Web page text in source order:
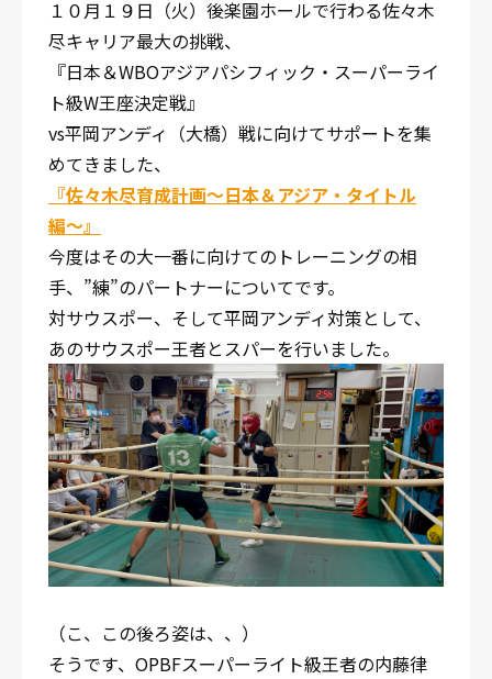
〒192-0072 東京都八王子市南町3-8 第2原嶋ビル1F
Tel/Fax：042-622-7222
営業時間：月〜土 14:00〜22:00 / 日・祝 14:00〜19:00
１０月１９日（火）後楽園ホールで行わる佐々木
尽キャリア最大の挑戦、
『日本＆WBOアジアパシフィック・スーパーライ
ト級W王座決定戦』
vs平岡アンディ（大橋）戦に向けてサポートを集
めてきました、
『佐々木尽育成計画〜日本＆アジア・タイトル
編〜』
今度はその大一番に向けてのトレーニングの相
手、”練”のパートナーについてです。
対サウスポー、そして平岡アンディ対策として、
あのサウスポー王者とスパーを行いました。
（こ、この後ろ姿は、、）
そうです、OPBFスーパーライト級王者の内藤律